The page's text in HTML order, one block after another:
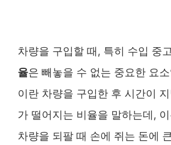
차량을 구입할 때, 특히 수입 중
율은 빼놓을 수 없는 중요한 요
이란 차량을 구입한 후 시간이
가 떨어지는 비율을 말하는데,
차량을 되팔 때 손에 쥐는 돈에